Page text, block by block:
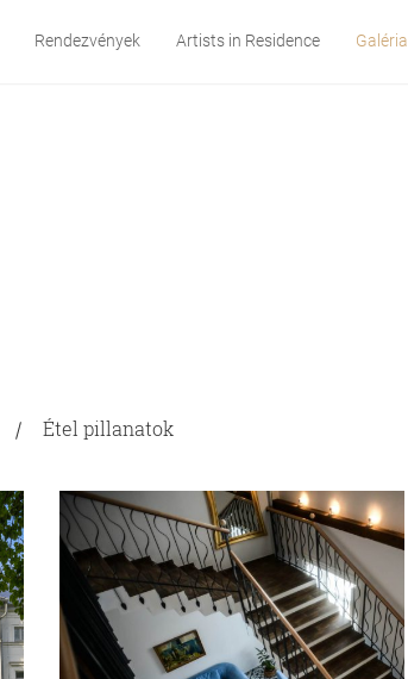
Rendezvények Artists in Residence Galéria
Étel pillanatok